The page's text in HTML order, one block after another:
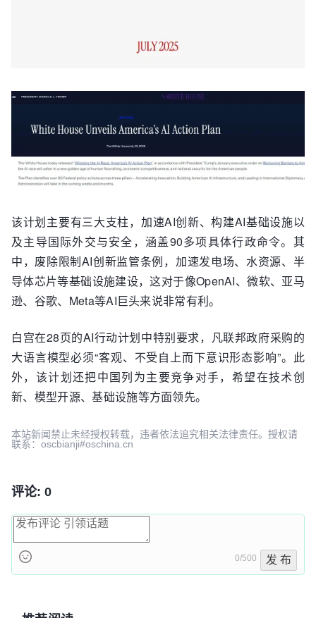
该计划主要有三大支柱，加速AI创新、构建AI基础设施以
及主导国际外交与安全，涵盖90多项具体行政命令。其
中，废除限制AI创新监管条例，加速发电场、水资源、半
导体芯片等基础设施建设，这对于像OpenAI、微软、亚马
逊、谷歌、Meta等AI巨头来说非常有利。
白宫在28页的AI行动计划中特别要求，凡联邦政府采购的
大语言模型必须“客观、不受自上而下意识形态影响”。此
外，该计划还把中国列为主要竞争对手，希望在技术创
新、模型开源、基础设施等方面领先。
本站新闻禁止未经授权转载，违者依法追究相关法律责任。授权请
联系：oscbianji#oschina.cn
评论: 0
0/500 发 布